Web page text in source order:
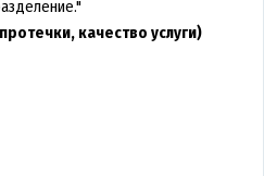
качество услуги)